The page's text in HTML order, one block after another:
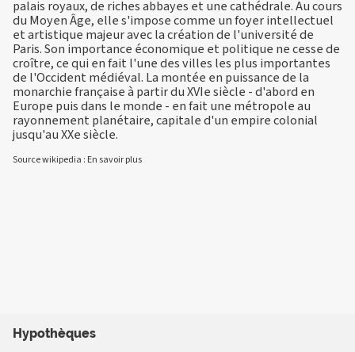
palais royaux, de riches abbayes et une cathédrale. Au cours
du Moyen Âge, elle s'impose comme un foyer intellectuel
et artistique majeur avec la création de l'université de
Paris. Son importance économique et politique ne cesse de
croître, ce qui en fait l'une des villes les plus importantes
de l'Occident médiéval. La montée en puissance de la
monarchie française à partir du XVIe siècle - d'abord en
Europe puis dans le monde - en fait une métropole au
rayonnement planétaire, capitale d'un empire colonial
jusqu'au XXe siècle.
Source wikipedia : En savoir plus
Hypothèques